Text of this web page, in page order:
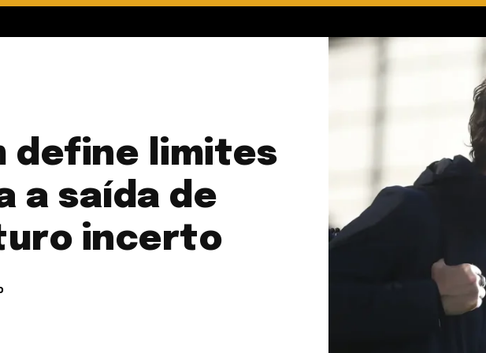
define limites
a saída de
incerto